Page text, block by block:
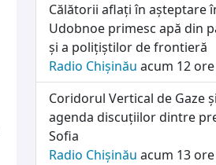
Călătorii aflați în așteptare
Udobnoe primesc apă din
și a polițiștilor de frontieră
Radio Chișinău acum 12 ore
Coridorul Vertical de Gaze
agenda discuțiilor dintre
Sofia
Radio Chișinău acum 13 ore